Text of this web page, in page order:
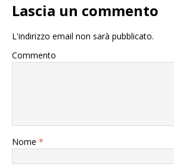
Lascia un commento
L'indirizzo email non sarà pubblicato.
Commento
Nome *